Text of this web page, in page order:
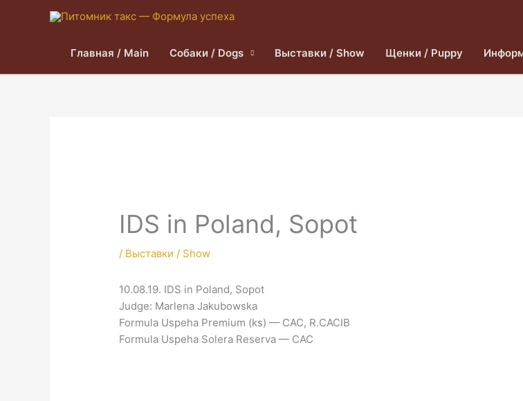
Главная / Main Собаки / Dogs Выставки / Show Щенки / Puppy
IDS in Poland, Sopot
/ Выставки / Show
10.08.19. IDS in Poland, Sopot
Judge: Marlena Jakubowska
Formula Uspeha Premium (ks) — CAC, R.CACIB
Formula Uspeha Solera Reserva — CAC